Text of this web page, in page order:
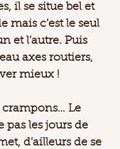
il se situe bel et
mais c’est le seul
et l’autre. Puis
axes routiers,
mieux !
crampons… Le
pas les jours de
d’ailleurs de se